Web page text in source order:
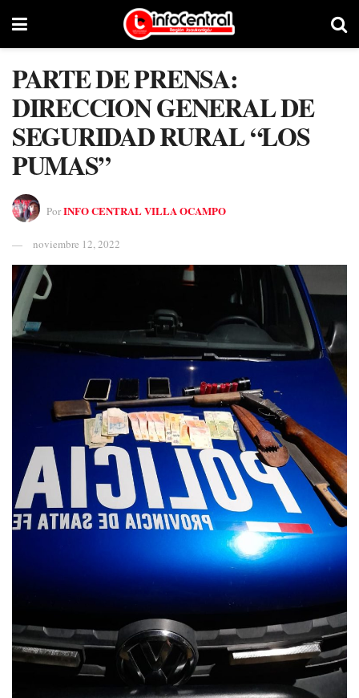
PARTE DE PRENSA:
DIRECCION GENERAL DE
SEGURIDAD RURAL “LOS
PUMAS”
PorINFO CENTRAL VILLA OCAMPO
noviembre 12, 2022